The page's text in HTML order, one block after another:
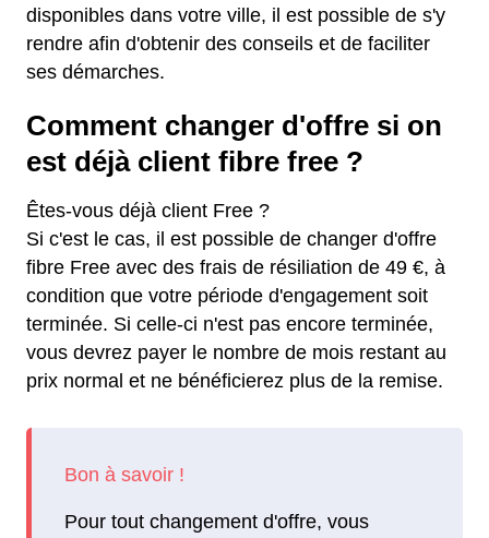
disponibles dans votre ville, il est possible de s'y
rendre afin d'obtenir des conseils et de faciliter
ses démarches.
Comment changer d'offre si on
est déjà client fibre free ?
Êtes-vous déjà client Free ?
Si c'est le cas, il est possible de changer d'offre
fibre Free avec des frais de résiliation de 49 €, à
condition que votre période d'engagement soit
terminée. Si celle-ci n'est pas encore terminée,
vous devrez payer le nombre de mois restant au
prix normal et ne bénéficierez plus de la remise.
Pour tout changement d'offre, vous